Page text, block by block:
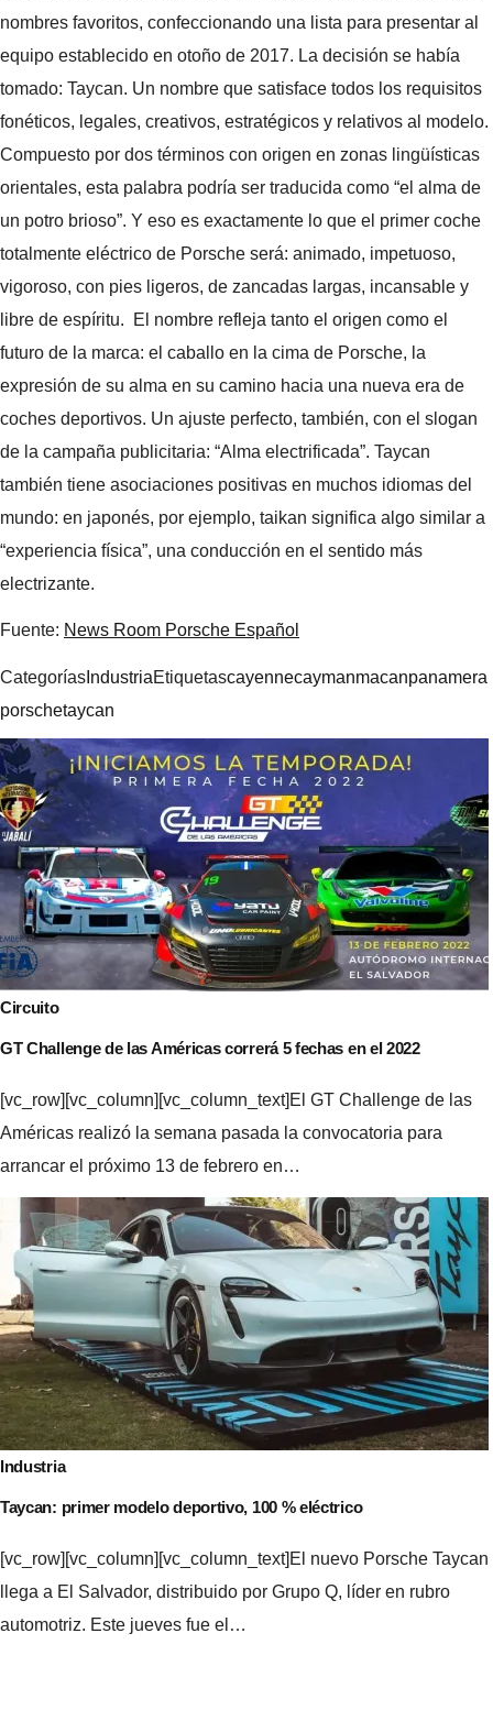
nombres favoritos, confeccionando una lista para presentar al
equipo establecido en otoño de 2017. La decisión se había
tomado: Taycan. Un nombre que satisface todos los requisitos
fonéticos, legales, creativos, estratégicos y relativos al modelo.
Compuesto por dos términos con origen en zonas lingüísticas
orientales, esta palabra podría ser traducida como “el alma de
un potro brioso”. Y eso es exactamente lo que el primer coche
totalmente eléctrico de Porsche será: animado, impetuoso,
vigoroso, con pies ligeros, de zancadas largas, incansable y
libre de espíritu. El nombre refleja tanto el origen como el
futuro de la marca: el caballo en la cima de Porsche, la
expresión de su alma en su camino hacia una nueva era de
coches deportivos. Un ajuste perfecto, también, con el slogan
de la campaña publicitaria: “Alma electrificada”. Taycan
también tiene asociaciones positivas en muchos idiomas del
mundo: en japonés, por ejemplo, taikan significa algo similar a
“experiencia física”, una conducción en el sentido más
electrizante.
Fuente: News Room Porsche Español
Categorías IndustriaEtiquetascayennecaymanmacanpanamera
porschetaycan
Navegación
de
entradas
Circuito
GT Challenge de las Américas correrá 5 fechas en el 2022
[vc_row][vc_column][vc_column_text]El GT Challenge de las
Américas realizó la semana pasada la convocatoria para
arrancar el próximo 13 de febrero en…
Industria
Taycan: primer modelo deportivo, 100 % eléctrico
[vc_row][vc_column][vc_column_text]El nuevo Porsche Taycan
llega a El Salvador, distribuido por Grupo Q, líder en rubro
automotriz. Este jueves fue el…